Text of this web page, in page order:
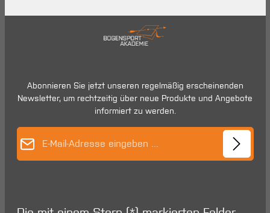
Abonnieren Sie jetzt unseren regelmäßig erscheinenden
Newsletter, um rechtzeitig über neue Produkte und Angebote
informiert zu werden.